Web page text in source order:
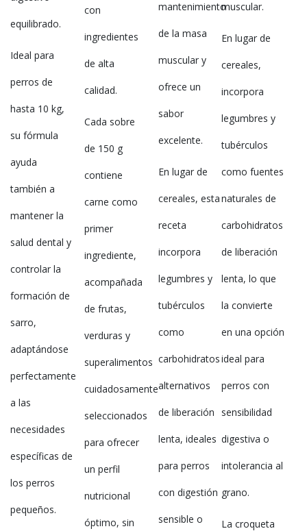
equilibrado.
Ideal para
perros de
hasta 10 kg,
su fórmula
ayuda
también a
mantener la
salud dental y
controlar la
formación de
sarro,
adaptándose
perfectamente
a las
necesidades
específicas de
los perros
pequeños.
con
ingredientes
de alta
calidad.
Cada sobre
de 150 g
contiene
carne como
primer
ingrediente,
acompañada
de frutas,
verduras y
superalimentos
cuidadosamente
seleccionados
para ofrecer
un perfil
nutricional
óptimo, sin
mantenimiento
de la masa
muscular y
ofrece un
sabor
excelente.
En lugar de
cereales, esta
receta
incorpora
legumbres y
tubérculos
como
carbohidratos
alternativos
de liberación
lenta, ideales
para perros
con digestión
sensible o
muscular.
En lugar de
cereales,
incorpora
legumbres y
tubérculos
como fuentes
naturales de
carbohidratos
de liberación
lenta, lo que
la convierte
en una opción
ideal para
perros con
sensibilidad
digestiva o
intolerancia al
grano.
La croqueta